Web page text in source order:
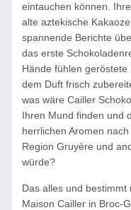
eintauchen können.
alte aztekische
spannende Berichte
das erste
Hände fühlen
dem Duft frisch
was wäre Cailler
Ihren Mund finden und
herrlichen Aromen
Region Gruyère und
würde?
Das alles und
Maison Cailler in Broc-